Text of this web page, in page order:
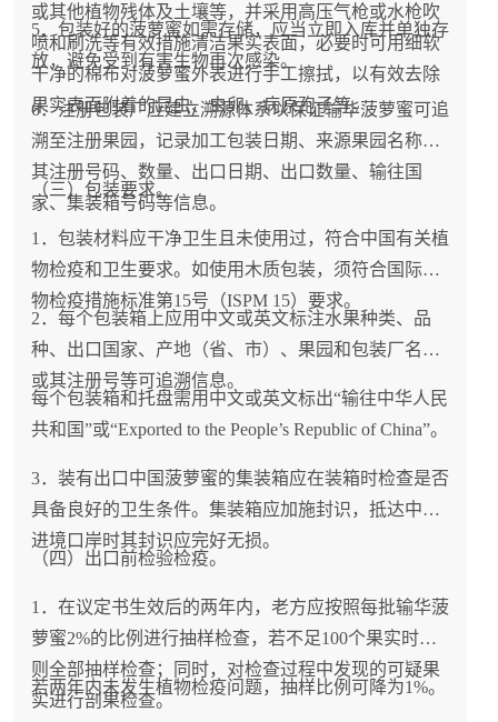
或其他植物残体及土壤等，并采用高压气枪或水枪吹
喷和刷洗等有效措施清洁果实表面，必要时可用细软
干净的棉布对菠萝蜜外表进行手工擦拭，以有效去除
果实表面附着的昆虫、虫卵、病原孢子等。
5．包装好的菠萝蜜如需存储，应当立即入库并单独存
放，避免受到有害生物再次感染。
6．注册包装厂应建立溯源体系以保证输华菠萝蜜可追
溯至注册果园，记录加工包装日期、来源果园名称或
其注册号码、数量、出口日期、出口数量、输往国
家、集装箱号码等信息。
（三）包装要求。
1．包装材料应干净卫生且未使用过，符合中国有关植
物检疫和卫生要求。如使用木质包装，须符合国际植
物检疫措施标准第15号（ISPM 15）要求。
2．每个包装箱上应用中文或英文标注水果种类、品
种、出口国家、产地（省、市）、果园和包装厂名称
或其注册号等可追溯信息。
每个包装箱和托盘需用中文或英文标出“输往中华人民
共和国”或“Exported to the People’s Republic of China”。
3．装有出口中国菠萝蜜的集装箱应在装箱时检查是否
具备良好的卫生条件。集装箱应加施封识，抵达中国
进境口岸时其封识应完好无损。
（四）出口前检验检疫。
1．在议定书生效后的两年内，老方应按照每批输华菠
萝蜜2%的比例进行抽样检查，若不足100个果实时，
则全部抽样检查；同时，对检查过程中发现的可疑果
实进行剖果检查。
若两年内未发生植物检疫问题，抽样比例可降为1%。